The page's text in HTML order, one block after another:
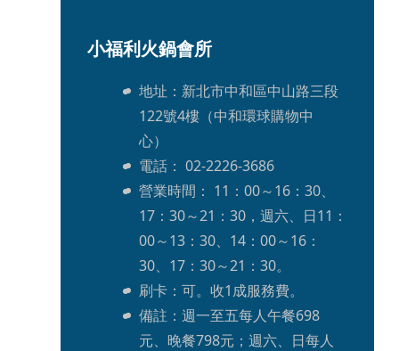
小福利火鍋會所
地址：新北市中和區中山路三段
122號4樓（中和環球購物中
心）
電話： 02-2226-3686
營業時間： 11：00～16：30、
17：30～21：30，週六、日11：
00～13：30、14：00～16：
30、17：30～21：30。
刷卡：可。收1成服務費。
備註：週一至五每人午餐698
元、晚餐798元；週六、日每人